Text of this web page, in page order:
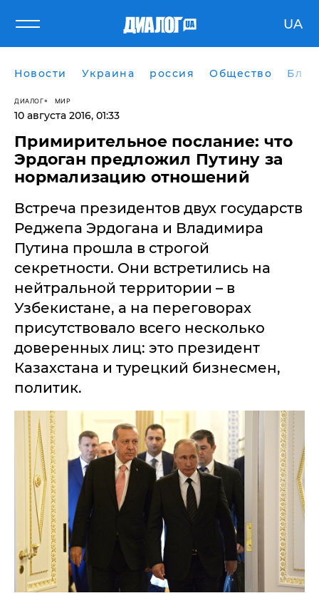
UA
Новости Украина россия Общество
ДИАЛОГ МИР
10 августа 2016, 01:33
Примирительное послание: что
Эрдоган предложил Путину за
нормализацию отношений
Встреча президентов двух государств
Реджепа Эрдогана и Владимира
Путина прошла в строгой
секретности. Они встретились на
нейтральной территории – в
Узбекистане, а на переговорах
присутствовало всего несколько
доверенных лиц: это президент
Казахстана и турецкий бизнесмен,
политик.